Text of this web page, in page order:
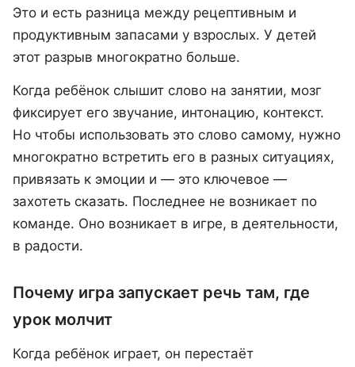
Это и есть разница между рецептивным и
продуктивным запасами у взрослых. У детей
этот разрыв многократно больше.
Когда ребёнок слышит слово на занятии, мозг
фиксирует его звучание, интонацию, контекст.
Но чтобы использовать это слово самому, нужно
многократно встретить его в разных ситуациях,
привязать к эмоции и — это ключевое —
захотеть сказать. Последнее не возникает по
команде. Оно возникает в игре, в деятельности,
в радости.
Почему игра запускает речь там, где
урок молчит
Когда ребёнок играет, он перестаёт